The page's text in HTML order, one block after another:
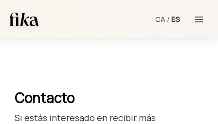
contenido
CA / ES
Menu
Contacto
Si estás interesado en recibir más